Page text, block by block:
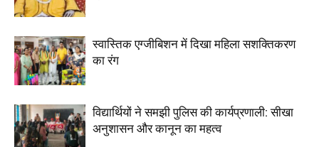
स्वास्तिक एग्जीबिशन में दिखा महिला सशक्तिकरण
का रंग
विद्यार्थियों ने समझी पुलिस की कार्यप्रणाली: सीखा
अनुशासन और कानून का महत्व